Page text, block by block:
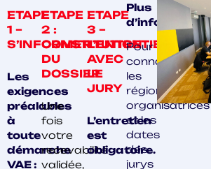
ETAPE
1 –
S’INFORMER
Les
exigences
préalables
à
toute
démarche
VAE :
ETAPE
2 :
CONSTITUTION
DU
DOSSIER
Une
fois
votre
recevabilité
validée,
ETAPE
3 –
L’ENTRETIEN
AVEC
LE
JURY
L’entretien
est
obligatoire.
Plus
d’infos
Pour
connaître
les
régions
organisatrices
et les
dates
des
jurys